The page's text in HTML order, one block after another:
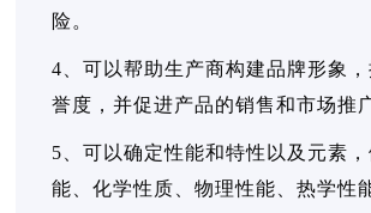
险。
4、可以帮助生产商构建品牌形象
誉度，并促进产品的销售和市场推
5、可以确定性能和特性以及元素
能、化学性质、物理性能、热学性